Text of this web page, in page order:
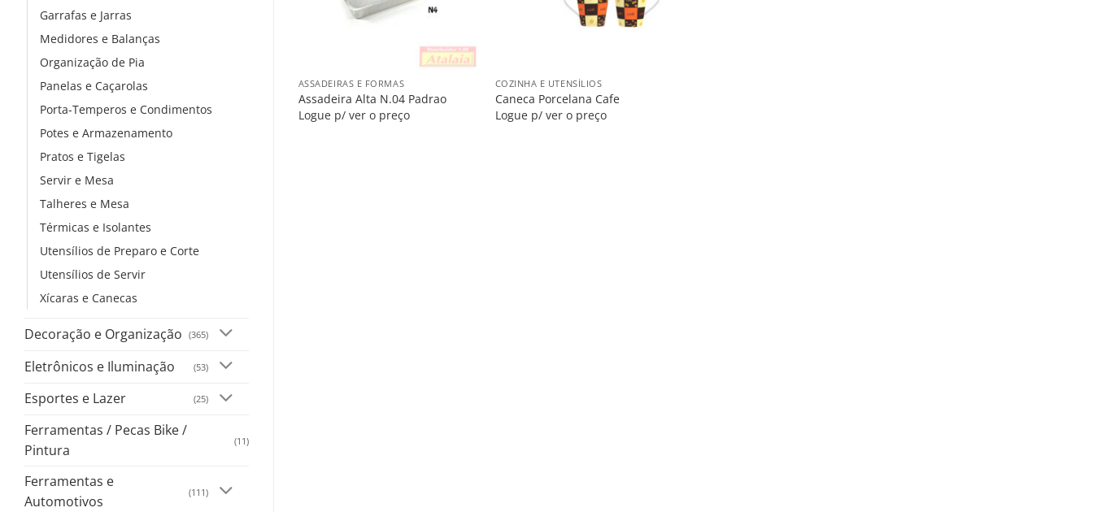
Garrafas e Jarras
Medidores e Balanças
Organização de Pia
Panelas e Caçarolas
Porta-Temperos e Condimentos
Potes e Armazenamento
Pratos e Tigelas
Servir e Mesa
Talheres e Mesa
Térmicas e Isolantes
Utensílios de Preparo e Corte
Utensílios de Servir
Xícaras e Canecas
Decoração e Organização (365)
Eletrônicos e Iluminação (53)
Esportes e Lazer (25)
Ferramentas / Pecas Bike /
Pintura
(11)
Ferramentas e
Automotivos
(111)
ASSADEIRAS E FORMAS
Assadeira Alta N.04 Padrao
Logue p/ ver o preço
COZINHA E UTENSÍLIOS
Caneca Porcelana Cafe
Logue p/ ver o preço